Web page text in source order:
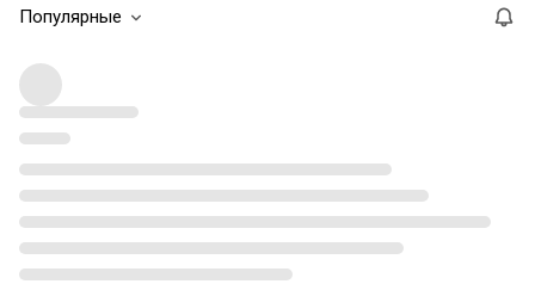
Популярные